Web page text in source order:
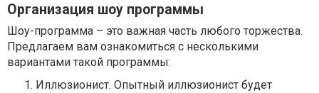
Организация шоу программы
Шоу-программа – это важная часть любого торжества.
Предлагаем вам ознакомиться с несколькими
вариантами такой программы:
Иллюзионист. Опытный иллюзионист будет